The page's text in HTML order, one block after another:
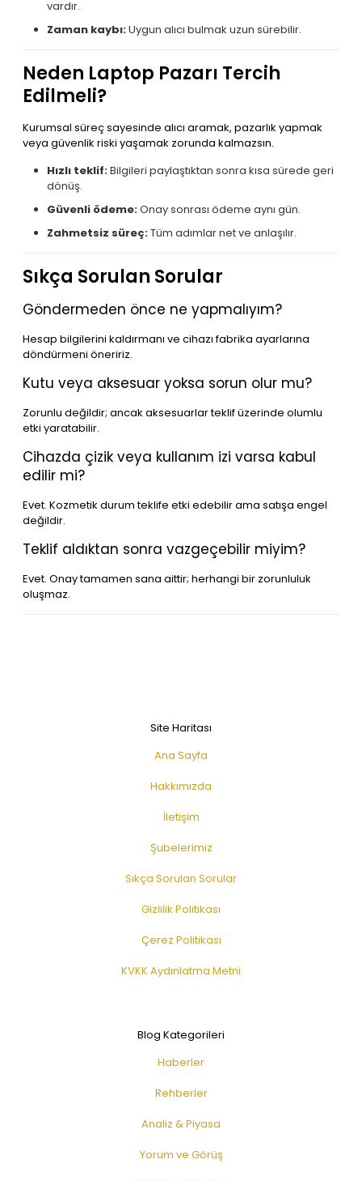
vardır.
Zaman kaybı:Uygun alıcı bulmak uzun sürebilir.
Neden Laptop Pazarı Tercih
Edilmeli?
Kurumsal süreç sayesinde alıcı aramak, pazarlık yapmak
veya güvenlik riski yaşamak zorunda kalmazsın.
Hızlı teklif:Bilgileri paylaştıktan sonra kısa sürede geri
dönüş.
Güvenli ödeme:Onay sonrası ödeme aynı gün.
Zahmetsiz süreç:Tüm adımlar net ve anlaşılır.
Sıkça Sorulan Sorular
Göndermeden önce ne yapmalıyım?
Hesap bilgilerini kaldırmanı ve cihazı fabrika ayarlarına
döndürmeni öneririz.
Kutu veya aksesuar yoksa sorun olur mu?
Zorunlu değildir; ancak aksesuarlar teklif üzerinde olumlu
etki yaratabilir.
Cihazda çizik veya kullanım izi varsa kabul
edilir mi?
Evet. Kozmetik durum teklife etki edebilir ama satışa engel
değildir.
Teklif aldıktan sonra vazgeçebilir miyim?
Evet. Onay tamamen sana aittir; herhangi bir zorunluluk
oluşmaz.
Site Haritası
Ana Sayfa
Hakkımızda
İletişim
Şubelerimiz
Sıkça Sorulan Sorular
Gizlilik Politikası
Çerez Politikası
KVKK Aydınlatma Metni
Blog Kategorileri
Haberler
Rehberler
Analiz & Piyasa
Yorum ve Görüş